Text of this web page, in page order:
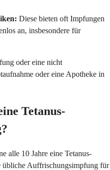
Diese bieten oft Impfungen
an, insbesondere für
oder eine nicht
oder eine Apotheke in
Tetanus-
alle 10 Jahre eine Tetanus-
Auffrischungsimpfung für